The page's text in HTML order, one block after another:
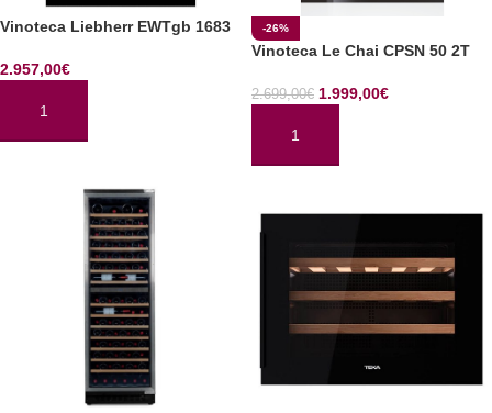
Vinoteca Liebherr EWTgb 1683
2.957,00€
AÑADIR AL CARRITO
-26%
Vinoteca Le Chai CPSN 50 2T
2.699,00€ 1.999,00€
AÑADIR AL CARRITO